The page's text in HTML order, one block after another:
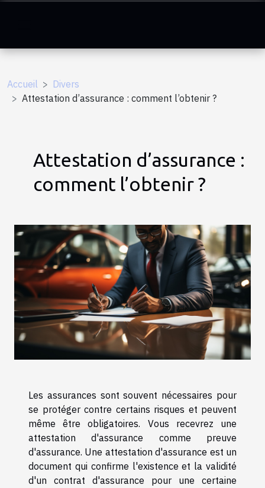
Accueil
Divers
Attestation d’assurance : comment l’obtenir ?
Attestation d’assurance :
comment l’obtenir ?
Les assurances sont souvent nécessaires pour
se protéger contre certains risques et peuvent
même être obligatoires. Vous recevrez une
attestation d'assurance comme preuve
d'assurance. Une attestation d'assurance est un
document qui confirme l'existence et la validité
d'un contrat d'assurance pour une certaine